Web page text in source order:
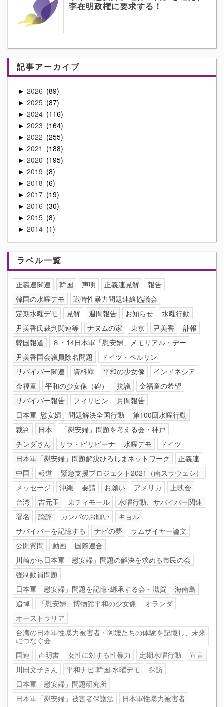
李在明政権に要求する！
記事アーカイブ
► 2026 89
► 2025 87
► 2024 116
► 2023 164
► 2022 255
► 2021 188
► 2020 195
► 2019 8
► 2018 6
► 2017 19
► 2016 30
► 2015 8
► 2014 1
ラベル一覧
正義連関連 韓国 声明 正義連見解
報告
韓国の水曜デモ
戦時性暴力問題連絡協議会
定期水曜デモ
見解 週間報告 お知らせ
水曜行動
尹美香氏裁判関連等
ナヌムの家 東京 尹美香
訃報
韓国報道
８・14日本軍「慰安婦」メモリアル・デー
尹美香国会議員除名問題
ドイツ・ベルリン
サバイバー関連
資料庫 平和の少女像
インドネシア
金福童
平和の少女像（碑） 抗議
金福童の希望
サバイバー報告
フィリピン
月間報告
日本軍｢慰安婦」問題解決全国行動
第100回水曜行動
裁判
日本
「慰安婦」問題を考える会・神戸
チンダさん
リラ・ピリピーナ 水曜デモ
ドイツ
日本軍「慰安婦」問題解決ひろしまネットワーク
正義連
中国
報道
緊急支援プロジェクト2021（南スラウェシ）
メッセージ
沖縄 要請 お願い アメリカ
上映会
台湾
吉元玉 東ティモール
水曜行動、サバイバー関連
署名
論評 カンパのお願い
キョル
サバイバーを記憶する
ナビの夢
ラムザイヤー論文
公開質問
動画
国際連合
川崎から日本軍「慰安婦」問題の解決を求める市民の会
強制動員問題
日本軍「慰安婦」問題を記憶･継承する会・滋賀
海南島
追悼
「慰安婦」博物館平和の少女像
オランダ
オーストラリア
台湾の日本軍性暴力被害者・阿嬤たちの体験を記憶し、未来
につなぐ会
国連
声明書 女性に対する性暴力 定期水曜行動
宣言
川田文子さん
平和ナビ.韓国.水曜デモ
探訪
日本軍「慰安婦」問題研究所
日本軍「慰安婦」被害者保護法
日本軍性暴力被害者